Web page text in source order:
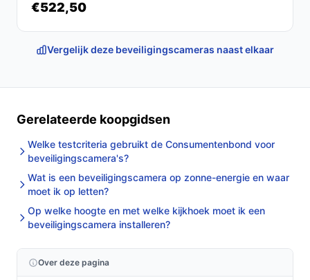
€522,50
Vergelijk deze beveiligingscameras naast elkaar
Gerelateerde koopgidsen
Welke testcriteria gebruikt de Consumentenbond voor
beveiligingscamera's?
Wat is een beveiligingscamera op zonne-energie en waar
moet ik op letten?
Op welke hoogte en met welke kijkhoek moet ik een
beveiligingscamera installeren?
Over deze pagina